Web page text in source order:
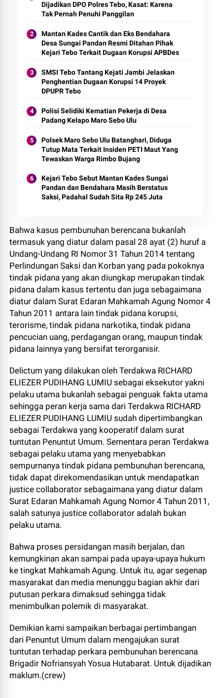
Dijadikan DPO Polres Tebo, Kasat: Karena
Tak Pernah Penuhi Panggilan
Mantan Kades Cantik dan Eks Bendahara
Desa Sungai Pandan Resmi Ditahan Pihak
Kejari Tebo Terkait Dugaan Korupsi APBDes
SMSI Tebo Tantang Kejati Jambi Jelaskan
Penghentian Dugaan Korupsi 14 Proyek
DPUPR Tebo
Polisi Selidiki Kematian Pekerja di Desa
Padang Kelapo Maro Sebo Ulu
Polsek Maro Sebo Ulu Batanghari, Diduga
Tutup Mata Terkait Insiden PETI Maut Yang
Tewaskan Warga Rimbo Bujang
Kejari Tebo Sebut Mantan Kades Sungai
Pandan dan Bendahara Masih Berstatus
Saksi, Padahal Sudah Sita Rp 245 Juta
Bahwa kasus pembunuhan berencana bukanlah
termasuk yang diatur dalam pasal 28 ayat (2) huruf a
Undang-Undang RI Nomor 31 Tahun 2014 tentang
Perlindungan Saksi dan Korban yang pada pokoknya
tindak pidana yang akan diungkap merupakan tindak
pidana dalam kasus tertentu dan juga sebagaimana
diatur dalam Surat Edaran Mahkamah Agung Nomor 4
Tahun 2011 antara lain tindak pidana korupsi,
terorisme, tindak pidana narkotika, tindak pidana
pencucian uang, perdagangan orang, maupun tindak
pidana lainnya yang bersifat terorganisir.
Delictum yang dilakukan oleh Terdakwa RICHARD
ELIEZER PUDIHANG LUMIU sebagai eksekutor yakni
pelaku utama bukanlah sebagai penguak fakta utama
sehingga peran kerja sama dari Terdakwa RICHARD
ELIEZER PUDIHANG LUMIU sudah dipertimbangkan
sebagai Terdakwa yang kooperatif dalam surat
tuntutan Penuntut Umum. Sementara peran Terdakwa
sebagai pelaku utama yang menyebabkan
sempurnanya tindak pidana pembunuhan berencana,
tidak dapat direkomendasikan untuk mendapatkan
justice collaborator sebagaimana yang diatur dalam
Surat Edaran Mahkamah Agung Nomor 4 Tahun 2011,
salah satunya justice collaborator adalah bukan
pelaku utama.
Bahwa proses persidangan masih berjalan, dan
kemungkinan akan sampai pada upaya-upaya hukum
ke tingkat Mahkamah Agung. Untuk itu, agar segenap
masyarakat dan media menunggu bagian akhir dari
putusan perkara dimaksud sehingga tidak
menimbulkan polemik di masyarakat.
Demikian kami sampaikan berbagai pertimbangan
dari Penuntut Umum dalam mengajukan surat
tuntutan terhadap perkara pembunuhan berencana
Brigadir Nofriansyah Yosua Hutabarat. Untuk dijadikan
maklum.(crew)